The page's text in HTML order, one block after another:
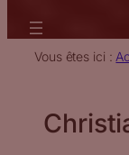
Vous êtes ici :